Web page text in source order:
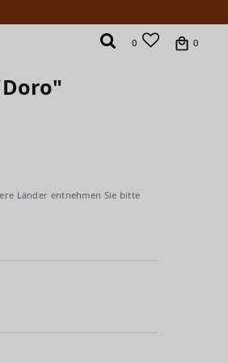
0 0
Länder entnehmen Sie bitte